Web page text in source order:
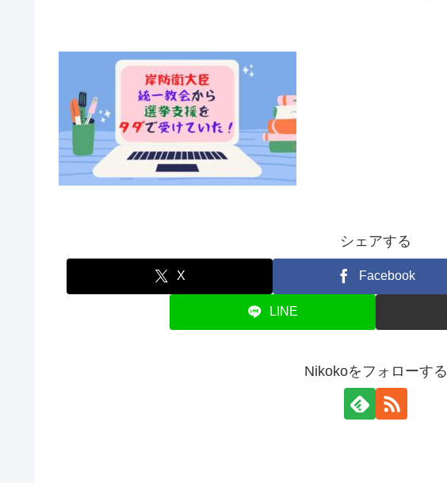
シェアする
X Facebook
LINE
Nikokoをフォローする